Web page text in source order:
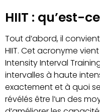
HIIT : qu’est-
Tout d’abord, il
HIIT. Cet acronyme
Intensity Interval
intervalles à haute
exactement et à quoi
révélés être l’un des